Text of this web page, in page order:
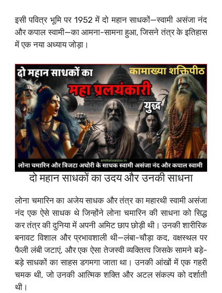
इसी पवित्र भूमि पर 1952 में दो महान साधकों—स्वामी असंजा नंद
और कपाल स्वामी—का आमना-सामना हुआ, जिसने तंत्र के इतिहास
में एक नया अध्याय जोड़ा।
दो महान साधकों का उदय और उनकी साधना
लोना चमारिन का अजेय साधक और तंत्र का महारथी स्वामी असंजा
नंद एक ऐसे साधक थे जिन्होंने लोना चमारिन की साधना को सिद्ध
कर तंत्र की दुनिया में अपनी अमिट छाप छोड़ी थी। उनकी शारीरिक
बनावट विशाल और प्रभावशाली थी—लंबा-चौड़ा कद, वक्षस्थल पर
फैली लंबी जटाएं, और एक ऐसा तेजस्वी व्यक्तित्व जिसके सामने बड़े-
बड़े साधकों का साहस डगमगा जाता था। उनकी आंखों में एक गहरी
चमक थी, जो उनकी आत्मिक शक्ति और अटल संकल्प को दर्शाती
थी।